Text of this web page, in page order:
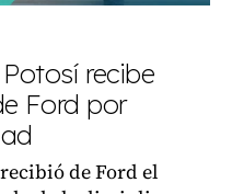
recibe
Ford por
de Ford el